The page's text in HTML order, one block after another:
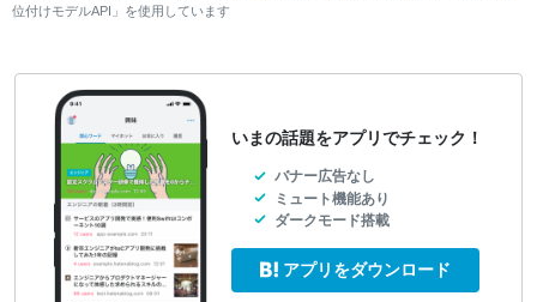
位付けモデルAPI」を使用しています
いまの話題をアプリでチェック！
バナー広告なし
ミュート機能あり
ダークモード搭載
アプリをダウンロード